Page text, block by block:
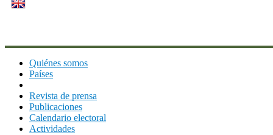
Quiénes somos
Países
Revista de prensa
Publicaciones
Calendario electoral
Actividades
Publicaciones y
Comentarios